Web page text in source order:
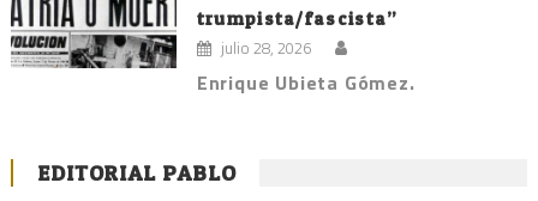
trumpista/fascista”
julio 28, 2026
Enrique Ubieta Gómez.
EDITORIAL PABLO